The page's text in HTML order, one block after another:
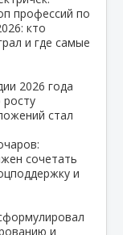
профессий по
кто
и где самые
2026 года
стал
сочетать
и
и